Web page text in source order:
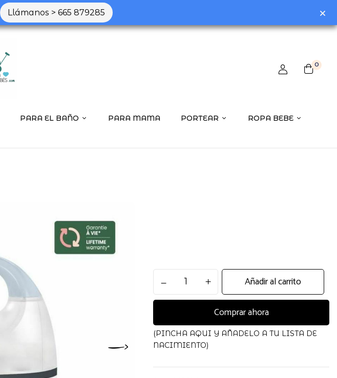
Llámanos > 665 879285
0
PARA EL BAÑO PARA MAMA PORTEAR
ROPA BEBE
Hygro
Babymoov
Añadir al carrito
Comprar ahora
(PINCHA AQUI Y AÑADELO A TU LISTA DE
NACIMIENTO)